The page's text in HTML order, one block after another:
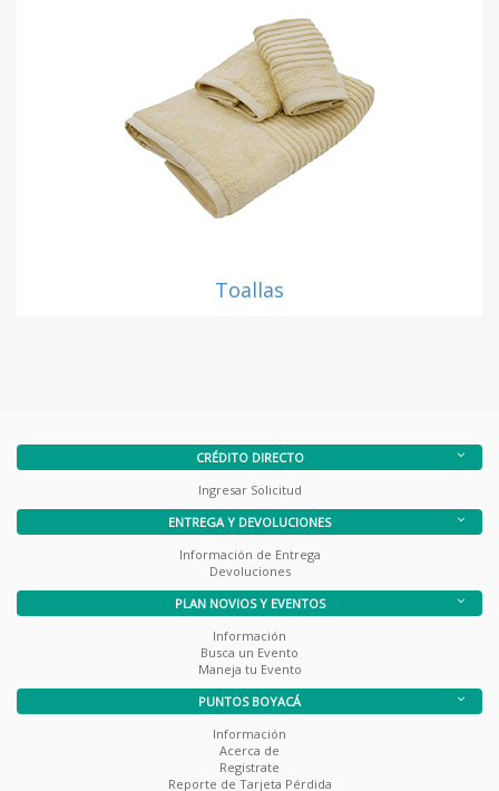
Toallas
CRÉDITO DIRECTO
Ingresar Solicitud
ENTREGA Y DEVOLUCIONES
Información de Entrega
Devoluciones
PLAN NOVIOS Y EVENTOS
Información
Busca un Evento
Maneja tu Evento
PUNTOS BOYACÁ
Información
Acerca de
Registrate
Reporte de Tarjeta Pérdida